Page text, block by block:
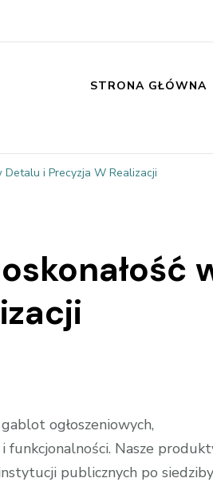
STRONA GŁÓWNA
Detalu i Precyzja W Realizacji
ogłoszeniowych,
funkcjonalności. Nasze
publicznych po